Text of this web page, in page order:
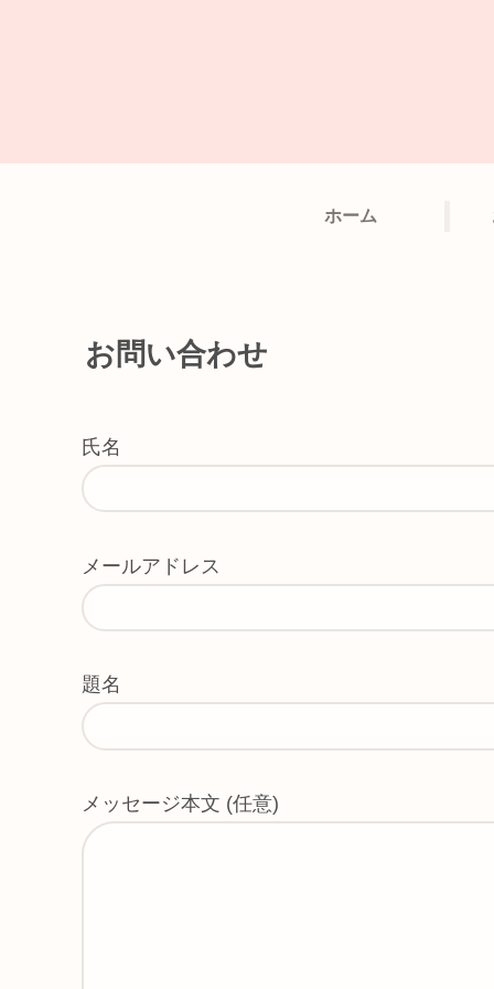
ホーム
お問い合わせ
氏名
メールアドレス
題名
メッセージ本文 (任意)